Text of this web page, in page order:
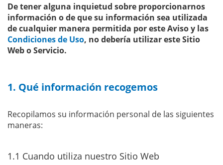
De tener alguna inquietud sobre proporcionarnos
información o de que su información sea utilizada
de cualquier manera permitida por este Aviso y las
Condiciones de Uso, no debería utilizar este Sitio
Web o Servicio.
1. Qué información recogemos
Recopilamos su información personal de las siguientes
maneras:
1.1 Cuando utiliza nuestro Sitio Web